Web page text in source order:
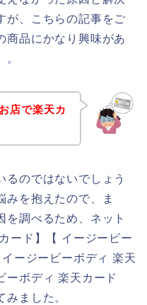
が、こちらの記事をご
商品にかなり興味があ
店で楽天カ
るのではないでしょう
みを抱えたので、ま
を調べるため、ネット
ード】【 イージービー
ージービーボディ 楽天
ーボディ 楽天カード
ました。